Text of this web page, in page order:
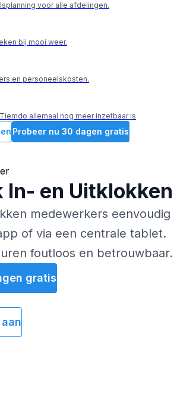
voor alle afdelingen.
bij mooi weer.
en personeelskosten.
allemaal nog meer inzetbaar is
Probeer nu 30 dagen gratis
In- en Uitklokken
medewerkers eenvoudig
of via een centrale tablet.
foutloos en betrouwbaar.
gratis